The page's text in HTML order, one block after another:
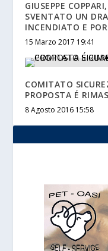
GIUSEPPE
SVENTATO UN
INCENDIATO E
15 Marzo 2017 19:41
COMITATO
PROPOSTA É
8 Agosto 2016 15:58